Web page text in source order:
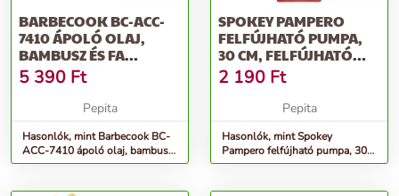
BARBECOOK BC-ACC-
7410 ÁPOLÓ OLAJ,
BAMBUSZ ÉS FA
TERMÉKEKHEZ, 200ML
5 390 Ft
Pepita
Hasonlók, mint Barbecook BC-
ACC-7410 ápoló olaj, bambusz
és fa termékekhez, 200ml
SPOKEY PAMPERO
FELFÚJHATÓ PUMPA,
30 CM, FELFÚJHATÓ
TŰKKEL
2 190 Ft
Pepita
Hasonlók, mint Spokey
Pampero felfújható pumpa, 30
cm, felfújható tűkkel